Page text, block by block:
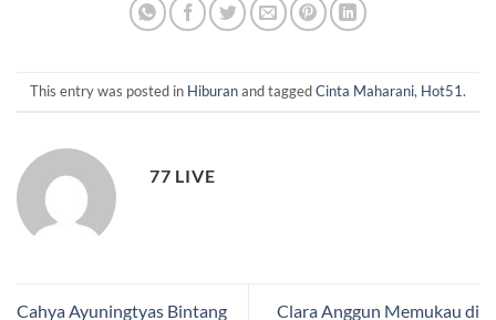
This entry was posted in Hiburanand taggedCinta Maharani, Hot51.
77 LIVE
Cahya Ayuningtyas Bintang
Clara Anggun Memukau di